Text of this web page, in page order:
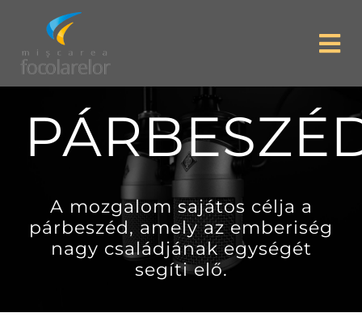
content
Magunkról
Az élet igéje
Lelkiségünk
Témák
A mozgalom sajátos célja a
párbeszéd, amely az emberiség
nagy családjának egységét
segíti elő.